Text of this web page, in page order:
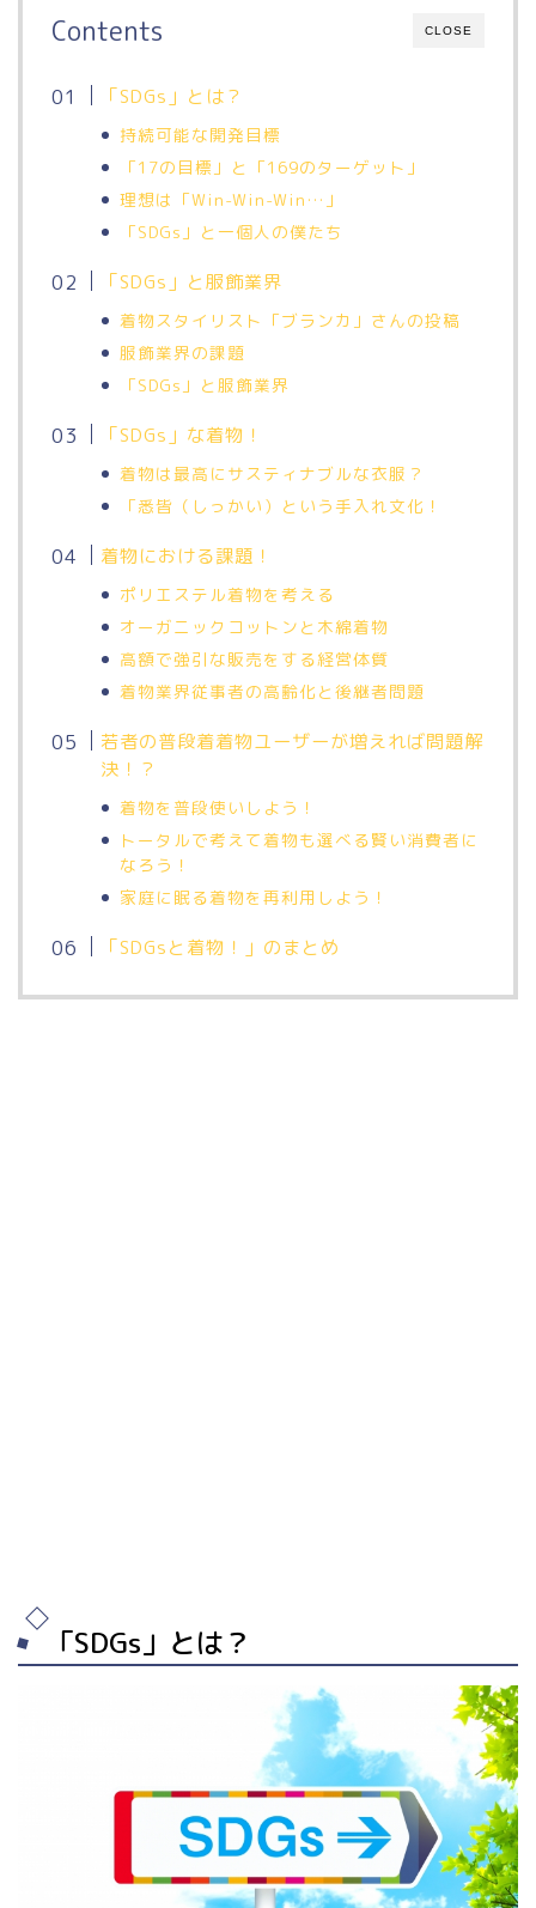
CLOSE
Contents
「SDGs」とは？
持続可能な開発目標
「17の目標」と「169のターゲット」
理想は「Win-Win-Win…」
「SDGs」と一個人の僕たち
「SDGs」と服飾業界
着物スタイリスト「ブランカ」さんの投稿
服飾業界の課題
「SDGs」と服飾業界
「SDGs」な着物！
着物は最高にサスティナブルな衣服？
「悉皆（しっかい）という手入れ文化！
着物における課題！
ポリエステル着物を考える
オーガニックコットンと木綿着物
高額で強引な販売をする経営体質
着物業界従事者の高齢化と後継者問題
若者の普段着着物ユーザーが増えれば問題解
決！？
着物を普段使いしよう！
トータルで考えて着物も選べる賢い消費者に
なろう！
家庭に眠る着物を再利用しよう！
「SDGsと着物！」のまとめ
「SDGs」とは？